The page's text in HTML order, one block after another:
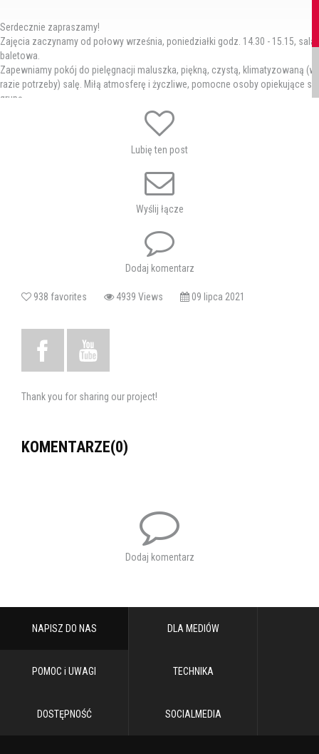
Serdecznie zapraszamy!
Zajęcia zaczynamy od połowy września, poniedziałki godz. 14.30 - 15.15, sala
baletowa.
Zapewniamy pokój do pielęgnacji maluszka, piękną, czystą, klimatyzowaną (w
razie potrzeby) salę. Miłą atmosferę i życzliwe, pomocne osoby opiekujące się
grupą.
Zapraszamy - Barbara Czajkowska i Magdalena Łokińska.
Lubię ten post
Wyślij łącze
Dodaj komentarz
938 favorites 4939 Views 09 lipca 2021
Thank you for sharing our project!
KOMENTARZE(0)
Dodaj komentarz
NAPISZ DO NAS DLA MEDIÓW
POMOC i UWAGI TECHNIKA
DOSTĘPNOŚĆ SOCIALMEDIA